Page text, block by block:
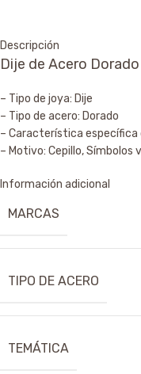
Descripción
Dije de Acero
– Tipo de joya: Dije
– Tipo de acero: Dorado
– Característica específica
– Motivo: Cepillo, Símbolos
Información adicional
MARCAS
TIPO DE ACERO
TEMÁTICA